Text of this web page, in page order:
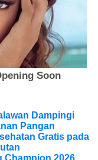
Dampingi
Pangan
Gratis pada